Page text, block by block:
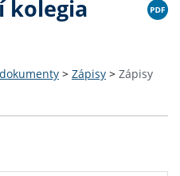
kolegia
> Zápisy > Zápisy